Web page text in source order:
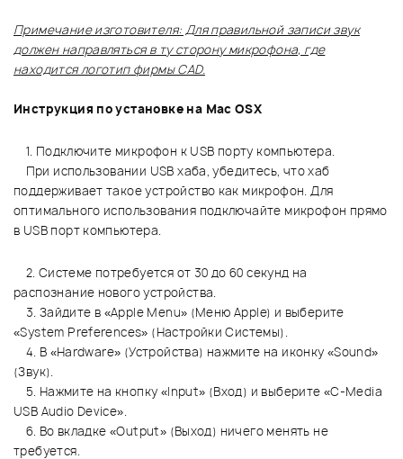
Примечание изготовителя: Для правильной записи звук
должен направляться в ту сторону микрофона, где
находится логотип фирмы CAD.
Инструкция по установке на Mac OSX
1. Подключите микрофон к USB порту компьютера.
При использовании USB хаба, убедитесь, что хаб
поддерживает такое устройство как микрофон. Для
оптимального использования подключайте микрофон прямо
в USB порт компьютера.
2. Системе потребуется от 30 до 60 секунд на
распознание нового устройства.
3. Зайдите в «Apple Menu» (Меню Apple) и выберите
«System Preferences» (Настройки Системы).
4. В «Hardware» (Устройства) нажмите на иконку «Sound»
(Звук).
5. Нажмите на кнопку «Input» (Вход) и выберите «C-Media
USB Audio Device».
6. Во вкладке «Output» (Выход) ничего менять не
требуется.